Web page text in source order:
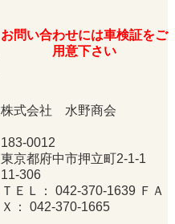
お問い合わせには車検証をご
用意下さい
株式会社 水野商会
183-0012
東京都府中市押立町2-1-1
11-306
ＴＥＬ： 042-370-1639 ＦＡ
Ｘ： 042-370-1665